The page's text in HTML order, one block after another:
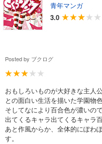
青年マンガ
3.0
Posted by ブクログ
おもしろいものが大好きな主人
との面白い生活を描いた学園物
そしてなにより百合色が濃いの
出てくるキャラ出てくるキャラ
あと作風からか、全体的にぽわ
す。